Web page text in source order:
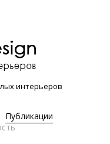
интерьеров
Публикации